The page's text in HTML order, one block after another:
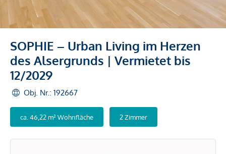
SOPHIE – Urban Living im Herzen
des Alsergrunds | Vermietet bis
12/2029
Obj. Nr.: 192667
ca. 46,22 m² Wohnfläche 2 Zimmer